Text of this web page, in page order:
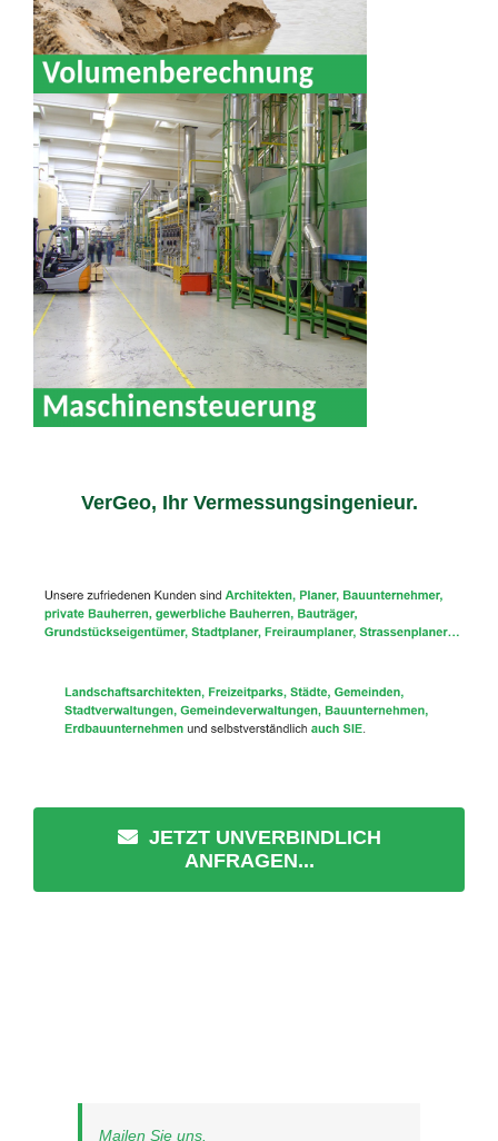
VerGeo, Ihr Vermessungsingenieur.
JETZT UNVERBINDLICH
ANFRAGEN...
Mailen Sie uns.